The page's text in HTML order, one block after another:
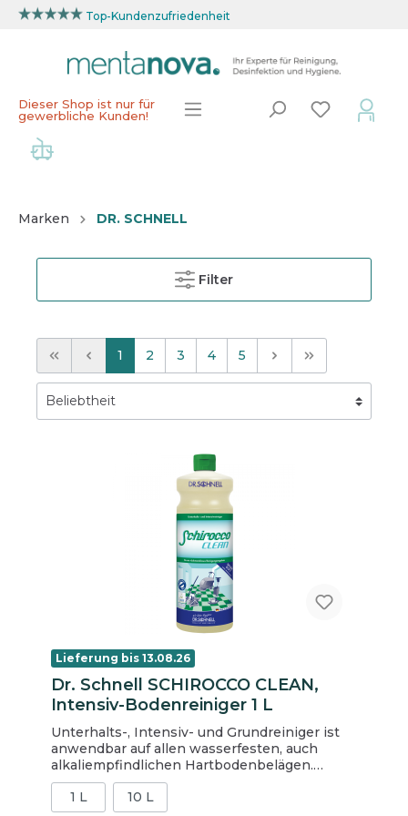
Top-Kundenzufriedenheit
Dieser Shop ist nur für
gewerbliche Kunden!
Marken DR. SCHNELL
Filter
1 2 3 4 5
Lieferung bis 13.08.26
Dr. Schnell SCHIROCCO CLEAN,
Intensiv-Bodenreiniger 1 L
Unterhalts-, Intensiv- und Grundreiniger ist
anwendbar auf allen wasserfesten, auch
alkaliempfindlichen Hartbodenbelägen.
Intensivreiniger zur maschinellen Entfernung
von Wischpflegefilmen oder zur manuellen
1 L 10 L